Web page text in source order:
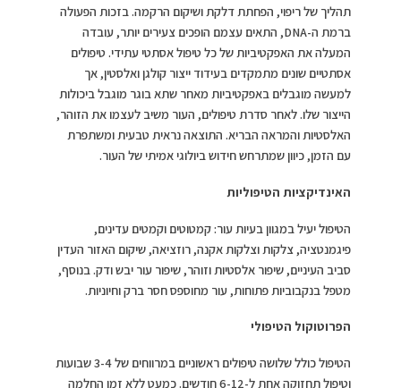
תהליך של ריפוי, הפחתת דלקת ושיקום הרקמה. בזכות הפעולה
ברמת ה-DNA, התאים עצמם הופכים צעירים יותר, עובדה
המעלה את האפקטיביות של כל טיפול אסתטי עתידי. טיפולים
אסתטיים שונים מתמקדים בעידוד ייצור קולגן ואלסטין, אך
למעשה מוגבלים באפקטיביות מאחר שתא בוגר מוגבל ביכולות
הייצור שלו. לאחר סדרת טיפולים, העור משיב לעצמו את הזוהר,
האלסטיות והמראה הבריא. התוצאה נראית טבעית ומשתפרת
עם הזמן, כיוון שמתרחש חידוש ביולוגי אמיתי של העור.
האינדיקציות הטיפוליות
הטיפול יעיל במגוון בעיות עור: קמטוטים וקמטים עדינים,
פיגמנטציה, צלקות וצלקות אקנה, רוזציאה, שיקום האזור העדין
סביב העיניים, שיפור אלסטיות וזוהר, שיפור עור יבש ודק. בנוסף,
מטפל בנקבוביות פתוחות, עור מחוספס חסר ברק וחיוניות.
הפרוטוקול הטיפולי
הטיפול כולל שלושה טיפולים ראשוניים במרווחים של 3-4 שבועות
וטיפול תחזוקה אחת ל-6-12 חודשים. כמעט ללא זמן החלמה